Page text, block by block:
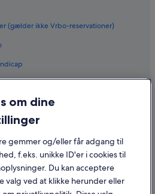
(gælder ikke Vrbo-reservationer)
os
indberetning af indhold
om dine
gemmer og/eller får adgang til
f.eks. unikke ID'er i cookies til
Du kan acceptere
valg ved at klikke herunder eller